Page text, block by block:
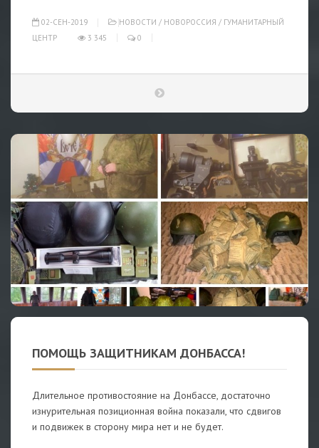
02-СЕН-2019 НОВОСТИ / НОВОРОССИЯ / ГУМАНИТАРНЫЙ
ЦЕНТР
3 345 0
ПОМОЩЬ ЗАЩИТНИКАМ ДОНБАССА!
Длительное противостояние на Донбассе, достаточно
изнурительная позиционная война показали, что сдвигов
и подвижек в сторону мира нет и не будет.